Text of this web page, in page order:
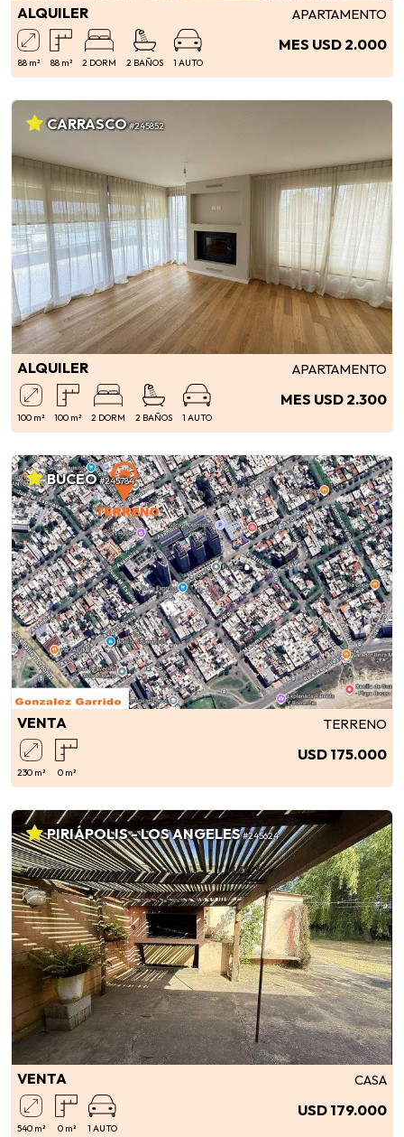
ALQUILER APARTAMENTO
88 m² 88 m² 2 DORM 2 BAÑOS 1 AUTO
MES USD 2.000
CARRASCO#245852
ALQUILER APARTAMENTO
100 m² 100 m² 2 DORM 2 BAÑOS 1 AUTO
MES USD 2.300
BUCEO#245784
VENTA TERRENO
230 m² 0 m²
USD 175.000
PIRIÁPOLIS - LOS ANGELES#245624
VENTA CASA
540 m² 0 m² 1 AUTO
USD 179.000